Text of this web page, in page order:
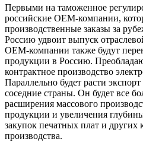
Первыми на таможенное
российские OEM-компании,
производственные заказы за
Россию удвоит выпуск
OEM-компании также будут
продукции в Россию.
контрактное производство
Параллельно будет расти
соседние страны. Он будет все
расширения массового
продукции и увеличения
закупок печатных плат и
производства.